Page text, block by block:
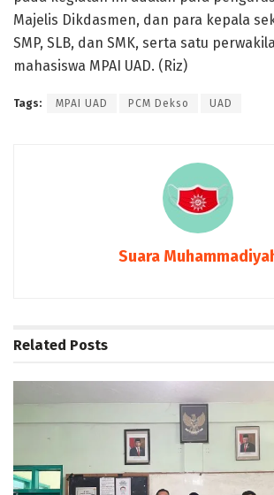
Majelis Dikdasmen, dan para kepala
SMP, SLB, dan SMK, serta satu
mahasiswa MPAI UAD. (Riz)
Tags: MPAI UAD PCM Dekso UAD
Suara
Related Posts